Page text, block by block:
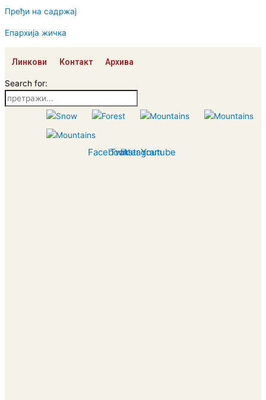
Пређи на садржај
Епархија жичка
Линкови Контакт Архива
Search for:
Facebook
Twitter
Instagram
Youtube